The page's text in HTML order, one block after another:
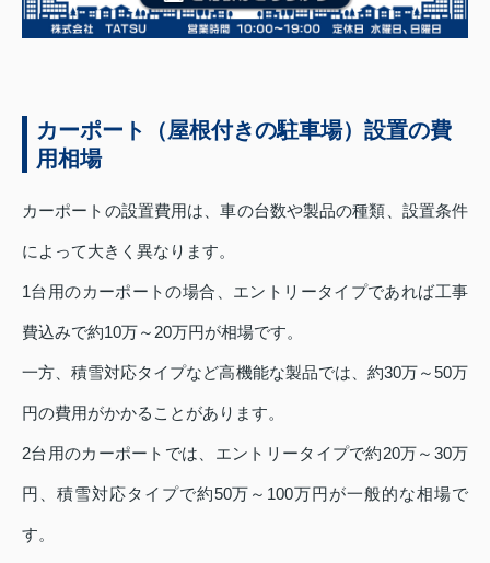
カーポート（屋根付きの駐車場）設置の費
用相場
カーポートの設置費用は、車の台数や製品の種類、設置条件
によって大きく異なります。
1台用のカーポートの場合、エントリータイプであれば工事
費込みで約10万～20万円が相場です。
一方、積雪対応タイプなど高機能な製品では、約30万～50万
円の費用がかかることがあります。
2台用のカーポートでは、エントリータイプで約20万～30万
円、積雪対応タイプで約50万～100万円が一般的な相場で
す。